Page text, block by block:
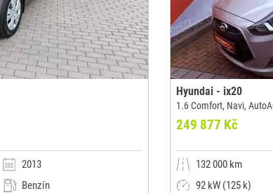
2013
Benzín
Hyundai - ix20
1.6 Comfort, Navi,
249 877 Kč
132 000 km
92 kW (125 k)